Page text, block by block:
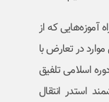
آموزه‌هایی که از
در تعارض با
اسلامی تلفیق
استدر انتقال